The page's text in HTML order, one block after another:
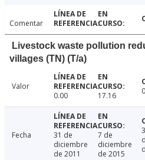
Comentar
Livestock waste pollution
villages (TN) (T/a)
Valor
0.00
17.16
Fecha
31 de
diciembre
de 2011
7 de
diciembre
de 2015